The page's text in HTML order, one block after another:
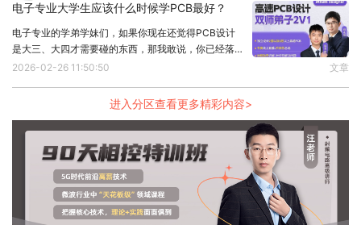
https://wenku.baidu.com/view/8ea7d2069a6648
d7c1c708a1284ac850ad020488.html
谐振电路的Q值一般按能量来定义：
在谐振时，整个电路的阻抗呈电阻性，也就是说从外
部看来，整体是没有储能性质的。但是实际上是因为
在谐振时，电感放电的时候正好电容在充电，而电容
电子专业大学生应该什么时候学PCB最好？
电子专业的学弟学妹们，如果你现在还觉得PCB设计
是大三、大四才需要碰的东西，那我敢说，你已经落后
同龄人一大截了！等你实习时看着别人能独立画板、参
件都摸不熟，连简单的2层板设计都搞不定，那
2026-02-26 11:50:50 文章
进入分区查看更多精彩内容>